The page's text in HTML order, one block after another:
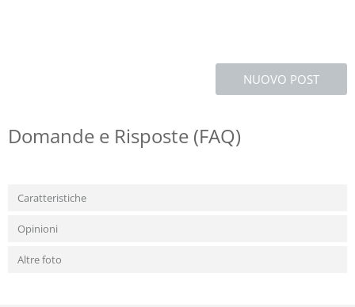
NUOVO POST
Domande e Risposte (FAQ)
Caratteristiche
Opinioni
Altre foto